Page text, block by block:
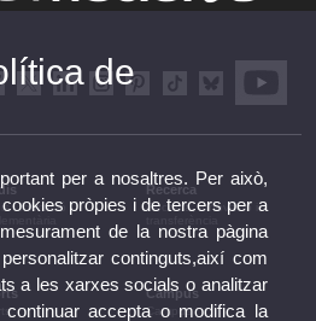
i formació
Recerca
Recerca, innovació i
Campus
Campus
de
per a nosaltres. Per això,
pròpies i de tercers per a
de la nostra pàgina
continguts,així com
a les xarxes socials o analitzar
accepta o modifica la